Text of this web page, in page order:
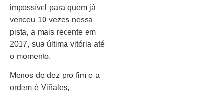
impossível para quem já
venceu 10 vezes nessa
pista, a mais recente em
2017, sua última vitória até
o momento.
Menos de dez pro fim e a
ordem é Viñales,